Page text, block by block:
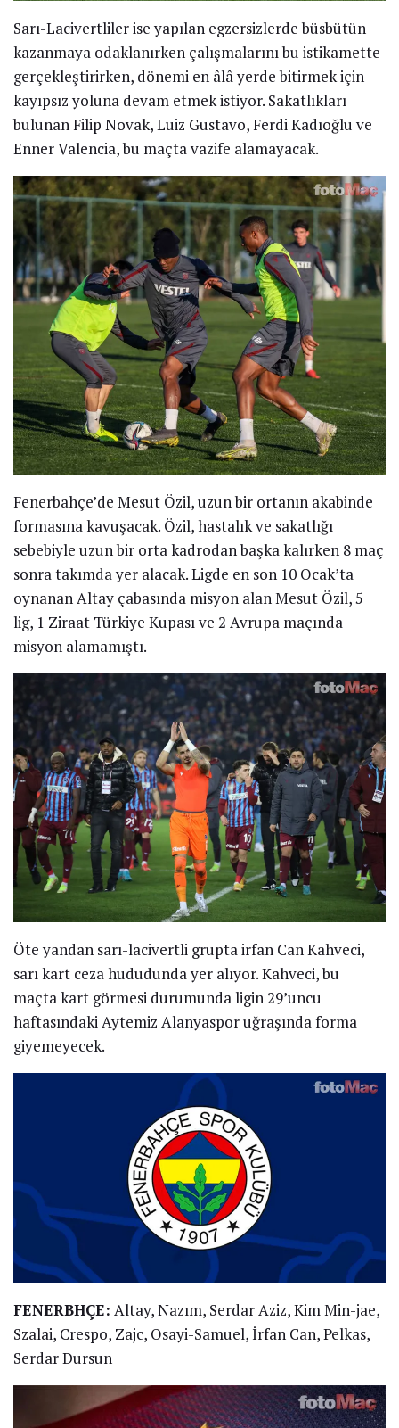
Sarı-Lacivertliler ise yapılan egzersizlerde büsbütün
kazanmaya odaklanırken çalışmalarını bu istikamette
gerçekleştirirken, dönemi en âlâ yerde bitirmek için
kayıpsız yoluna devam etmek istiyor. Sakatlıkları
bulunan Filip Novak, Luiz Gustavo, Ferdi Kadıoğlu ve
Enner Valencia, bu maçta vazife alamayacak.
Fenerbahçe’de Mesut Özil, uzun bir ortanın akabinde
formasına kavuşacak. Özil, hastalık ve sakatlığı
sebebiyle uzun bir orta kadrodan başka kalırken 8 maç
sonra takımda yer alacak. Ligde en son 10 Ocak’ta
oynanan Altay çabasında misyon alan Mesut Özil, 5
lig, 1 Ziraat Türkiye Kupası ve 2 Avrupa maçında
misyon alamamıştı.
Öte yandan sarı-lacivertli grupta irfan Can Kahveci,
sarı kart ceza hududunda yer alıyor. Kahveci, bu
maçta kart görmesi durumunda ligin 29’uncu
haftasındaki Aytemiz Alanyaspor uğraşında forma
giyemeyecek.
FENERBHÇE: Altay, Nazım, Serdar Aziz, Kim Min-jae,
Szalai, Crespo, Zajc, Osayi-Samuel, İrfan Can, Pelkas,
Serdar Dursun